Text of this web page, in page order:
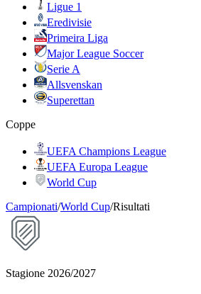
Ligue 1
Eredivisie
Primeira Liga
Major League Soccer
Serie A
Allsvenskan
Superettan
Coppe
UEFA Champions League
UEFA Europa League
World Cup
Campionati/World Cup/Risultati
Stagione 2026/2027